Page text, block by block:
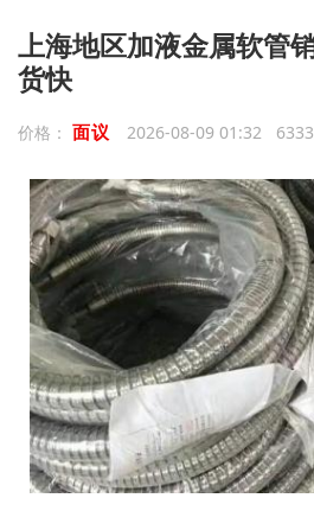
上海地区加液金属软管
货快
价格： 面议 2026-08-09 01:32